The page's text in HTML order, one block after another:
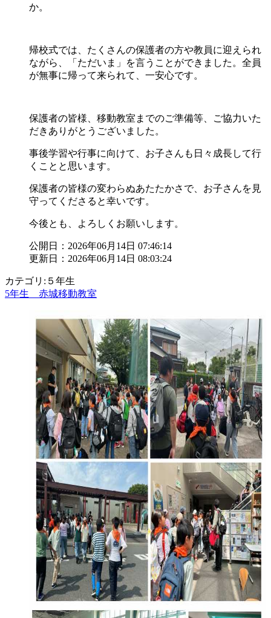
か。
帰校式では、たくさんの保護者の方や教員に迎えられ
ながら、「ただいま」を言うことができました。全員
が無事に帰って来られて、一安心です。
保護者の皆様、移動教室までのご準備等、ご協力いた
だきありがとうございました。
事後学習や行事に向けて、お子さんも日々成長して行
くことと思います。
保護者の皆様の変わらぬあたたかさで、お子さんを見
守ってくださると幸いです。
今後とも、よろしくお願いします。
公開日：2026年06月14日 07:46:14
更新日：2026年06月14日 08:03:24
カテゴリ:５年生
5年生 赤城移動教室